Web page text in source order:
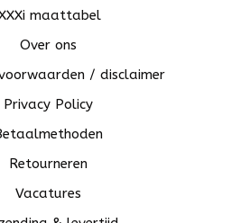
maattabel
Over ons
/ disclaimer
Privacy Policy
Retourneren
Vacatures